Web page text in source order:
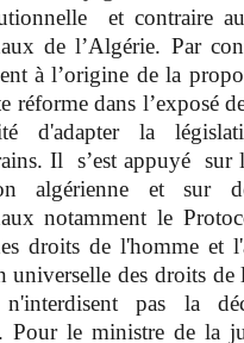
et contraire
de l’Algérie. Par
à l’origine de la
réforme dans l’exposé
d'adapter la
Il s’est appuyé sur
algérienne et sur
notamment le
droits de l'homme et
universelle des droits
pas la
Pour le ministre de la